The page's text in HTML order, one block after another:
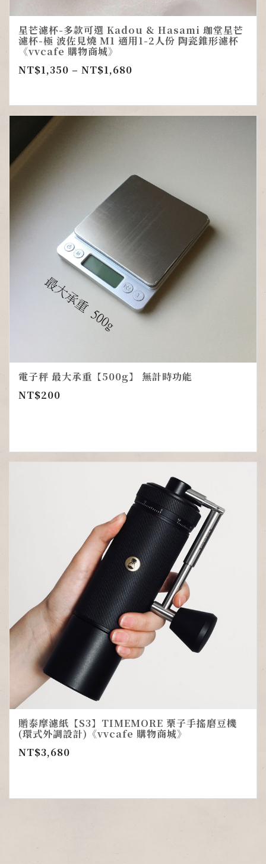
星芒濾杯-多款可選 Kadou & Hasami 珈堂星芒
濾杯-極 波佐見燒 M1 適用1-2人份 陶瓷錐形濾杯
《vvcafe 購物商城》
NT$1,350 – NT$1,680
電子秤 最大承重【500g】 無計時功能
NT$200
贈泰摩濾紙【S3】TIMEMORE 栗子手搖磨豆機
(環式外調設計)《vvcafe 購物商城》
NT$3,680